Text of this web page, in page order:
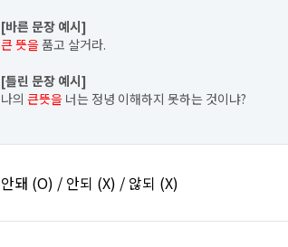
[바른 문장 예시]
큰 뜻을품고 살거라.
[틀린 문장 예시]
나의 큰뜻을 너는 정녕 이해하지 못하는 것이냐?
안돼 (O) / 안되 (X) / 않되 (X)